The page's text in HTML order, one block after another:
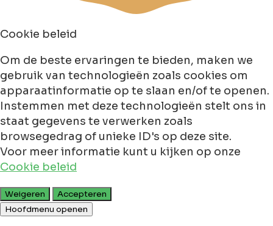
Cookie beleid
Om de beste ervaringen te bieden, maken we
gebruik van technologieën zoals cookies om
apparaatinformatie op te slaan en/of te openen.
Instemmen met deze technologieën stelt ons in
staat gegevens te verwerken zoals
browsegedrag of unieke ID's op deze site.
Voor meer informatie kunt u kijken op onze
Cookie beleid
Weigeren
Accepteren
Hoofdmenu openen